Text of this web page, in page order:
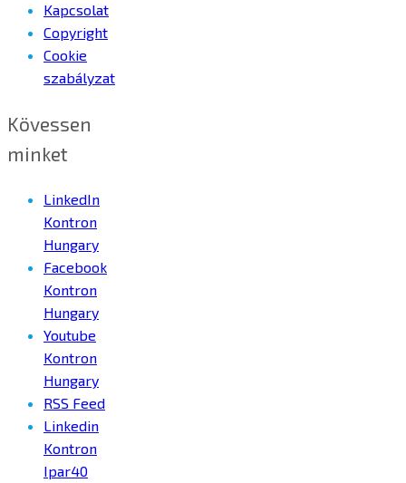
Kapcsolat
Copyright
Cookie
szabályzat
Kövessen
minket
LinkedIn
Kontron
Hungary
Facebook
Kontron
Hungary
Youtube
Kontron
Hungary
RSS Feed
Linkedin
Kontron
Ipar40